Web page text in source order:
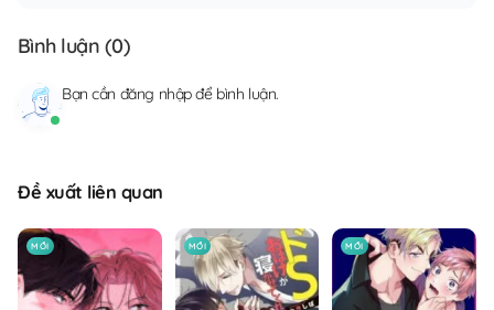
Bình luận (0)
Bạn cần đăng nhậpđể bình luận.
Đề xuất liên quan
MỚI MỚI MỚI